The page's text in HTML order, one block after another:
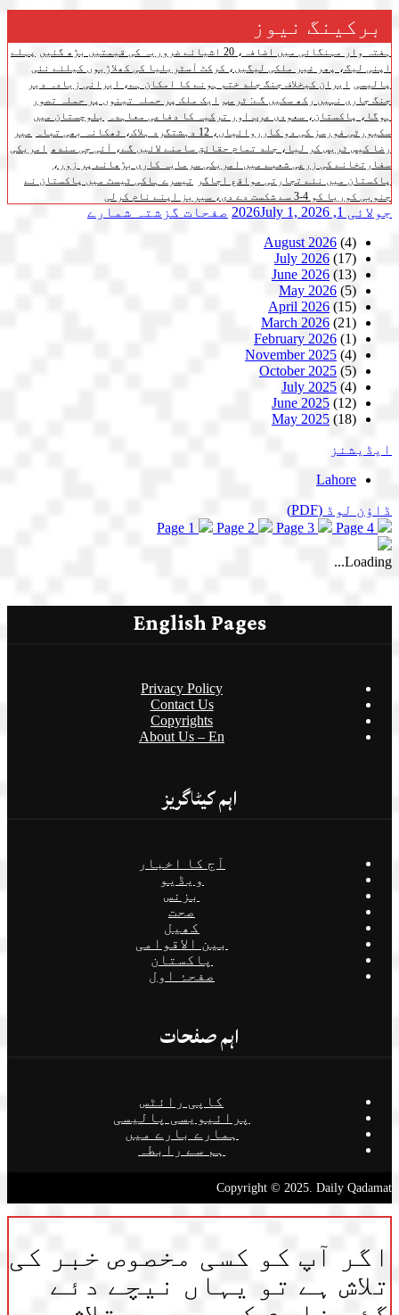
برکینگ نیوز
ہفتہ وار مہنگائی میں اضافہ، 20 اشیائے ضروریہ کی قیمتیں بڑھ گئیں
پہلے
اپنی لیگ، پھر غیر ملکی لیگیں، کرکٹ آسٹریلیا کی کھلاڑیوں کیلئے نئی
پالیسی ایران کیخلاف جنگ جلد ختم ہونے کا امکان ہے، ایرانی زیادہ دیر
جنگ جاری نہیں رکھ سکیں گے: ٹرمپ ایک ملک پر حملہ تینوں پر حملہ تصور
ہوگا، پاکستان، سعودی عرب اور ترکیہ کا دفاعی معاہدہ
بلوچستان میں
سکیورٹی فورسز کی دو کارروائیاں، 12 دہشتگرد ہلاک، ٹھکانہ بھی تباہ
میر
رضا کیس ٹریس کر لیا، جلد تمام حقائق سامنے لائیں گے، آئی جی سندھ امریکی
سفارتخانے کی زرعی شعبے میں امریکی سرمایہ کاری بڑھانے پر زور،
پاکستان میں نئے تجارتی مواقع اجاگر
تیسرے ہاکی ٹیسٹ میں پاکستان نے
جنوبی کوریا کو 4-3 سے شکست دے دی، سیریز اپنے نام کرلی
جولائی 1, 2026 July 1, 2026 صفحات گزشتہ شمارے
August 2026 (4)
July 2026 (17)
June 2026 (13)
May 2026 (5)
April 2026 (15)
March 2026 (21)
February 2026 (1)
November 2025 (4)
October 2025 (5)
July 2025 (4)
June 2025 (12)
May 2025 (18)
ایڈیشنز
Lahore
ڈاؤن لوڈ (PDF)
Page 1
Page 2 Page 3 Page 4
Loading...
English Pages
Privacy Policy
Contact Us
Copyrights
About Us – En
اہم کیٹاگریز
آج کا اخبار
ویڈیو
بزنس
صحت
کھیل
بین الاقوامی
پاکستان
صفحۂ اول
اہم صفحات
کاپی رائٹس
پرائیویسی پالیسی
ہمارے بارے میں
ہم سے رابطہ
Copyright © 2025. Daily Qadamat
اگر آپ کو کسی مخصوص خبر کی
تلاش ہے تو یہاں نیچے دئے